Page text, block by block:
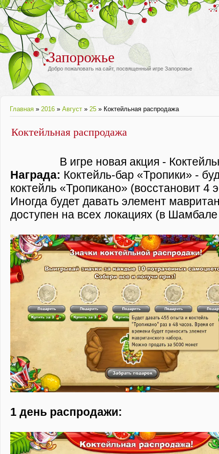
Запорожье
Добро пожаловать на сайт, посвященный игре Запорожье
Главная » 2016 » Август » 25 » Коктейльная распродажа
Коктейльная распродажа
В игре новая акция -
Награда: Коктейль-бар «Тропики» -
коктейль «Тропикано» (восстановит 4
Иногда будет давать элемент
доступен на всех локациях (в
1 день распродажи: